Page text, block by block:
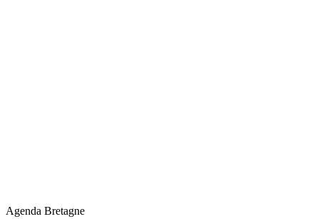
Agenda Bretagne